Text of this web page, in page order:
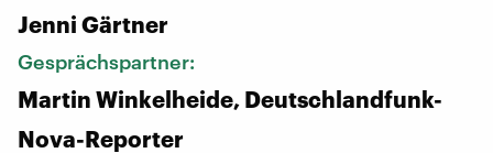
Jenni Gärtner
Gesprächspartner:
Martin Winkelheide, Deutschlandfunk-
Nova-Reporter